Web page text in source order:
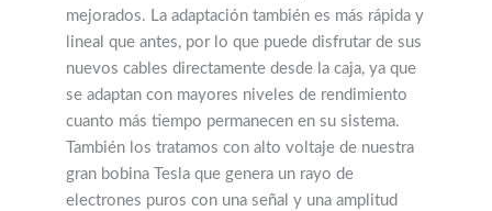
mejorados. La adaptación también es más rápida y
lineal que antes, por lo que puede disfrutar de sus
nuevos cables directamente desde la caja, ya que
se adaptan con mayores niveles de rendimiento
cuanto más tiempo permanecen en su sistema.
También los tratamos con alto voltaje de nuestra
gran bobina Tesla que genera un rayo de
electrones puros con una señal y una amplitud